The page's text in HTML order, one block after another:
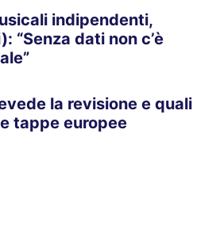
indipendenti,
“Senza dati non c’è
la revisione e quali
tappe europee